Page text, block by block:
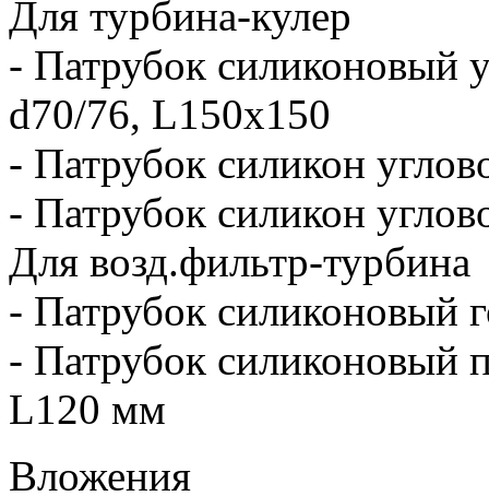
Для турбина-кулер
- Патрубок силиконовый
d70/76, L150x150
- Патрубок силикон
- Патрубок силикон
Для возд.фильтр-турбина
- Патрубок силиконовый
- Патрубок силиконовый
L120 мм
Вложения